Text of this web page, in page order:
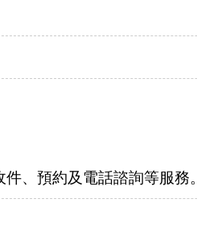
、預約及電話諮詢等服務。